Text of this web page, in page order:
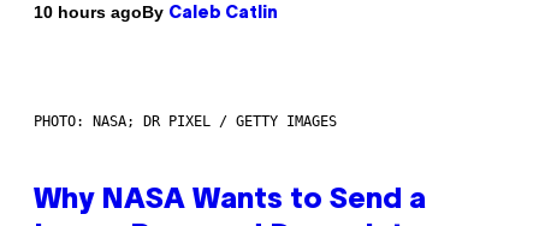
10 hours agoBy Caleb Catlin
PHOTO: NASA; DR PIXEL / GETTY IMAGES
Why NASA Wants to Send a